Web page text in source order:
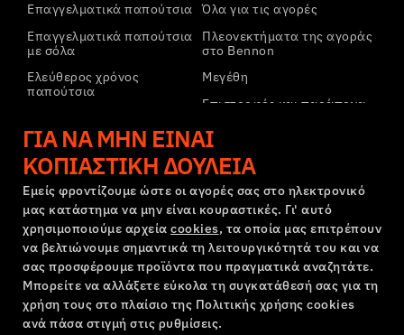
Επαγγελματικά παπούτσια
Επαγγελματικά παπούτσια
με σόλα
Ελεύθερος χρόνος
παπούτσια
παπούτσια αστραγάλου
Παντελόνια
Φούτερ
Όλα για τις αγορές
Πλεονεκτήματα της αγοράς
στο Bennon
Μεγέθη
Επιστροφές και παράπονα
Μεταφορά και πληρωμή
Εταιρικός λογαριασμός
Εγγραφή στο B2B
Παράπονα και εγγύηση
Όροι και προϋποθέσεις
Πολιτική Παραπόνων
Ρυθμίσεις cookies
GDPR
Ελλάδα | Ελληνική γλώσσα
ΓΙΑ ΝΑ ΜΗΝ ΕΊΝΑΙ
ΚΟΠΙΑΣΤΙΚΉ ΔΟΥΛΕΙΆ
Εμείς φροντίζουμε ώστε οι αγορές σας στο ηλεκτρονικό
μας κατάστημα να μην είναι κουραστικές. Γι' αυτό
χρησιμοποιούμε αρχεία cookies, τα οποία μας επιτρέπουν
να βελτιώνουμε σημαντικά τη λειτουργικότητά του και να
σας προσφέρουμε προϊόντα που πραγματικά αναζητάτε.
Μπορείτε να αλλάξετε εύκολα τη συγκατάθεσή σας για τη
χρήση τους στο πλαίσιο της Πολιτικής χρήσης cookies
ανά πάσα στιγμή στις ρυθμίσεις.